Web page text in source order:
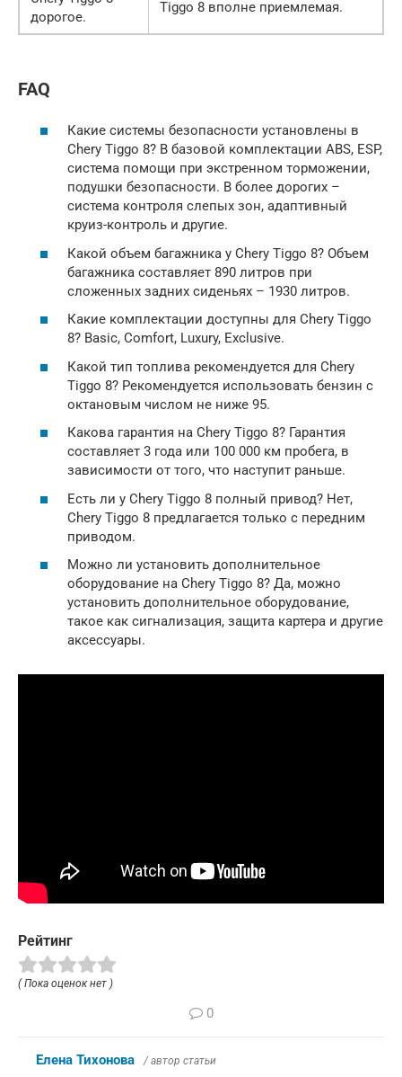
дорогое.
Tiggo 8 вполне приемлемая.
FAQ
Какие системы безопасности установлены в
Chery Tiggo 8? В базовой комплектации ABS, ESP,
система помощи при экстренном торможении,
подушки безопасности. В более дорогих –
система контроля слепых зон, адаптивный
круиз-контроль и другие.
Какой объем багажника у Chery Tiggo 8? Объем
багажника составляет 890 литров при
сложенных задних сиденьях – 1930 литров.
Какие комплектации доступны для Chery Tiggo
8? Basic, Comfort, Luxury, Exclusive.
Какой тип топлива рекомендуется для Chery
Tiggo 8? Рекомендуется использовать бензин с
октановым числом не ниже 95.
Какова гарантия на Chery Tiggo 8? Гарантия
составляет 3 года или 100 000 км пробега, в
зависимости от того, что наступит раньше.
Есть ли у Chery Tiggo 8 полный привод? Нет,
Chery Tiggo 8 предлагается только с передним
приводом.
Можно ли установить дополнительное
оборудование на Chery Tiggo 8? Да, можно
установить дополнительное оборудование,
такое как сигнализация, защита картера и другие
аксессуары.
Рейтинг
( Пока оценок нет )
0
Елена Тихонова / автор статьи